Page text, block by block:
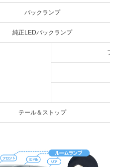
バックランプ
純正LEDバックランプ
フ
テール＆ストップ